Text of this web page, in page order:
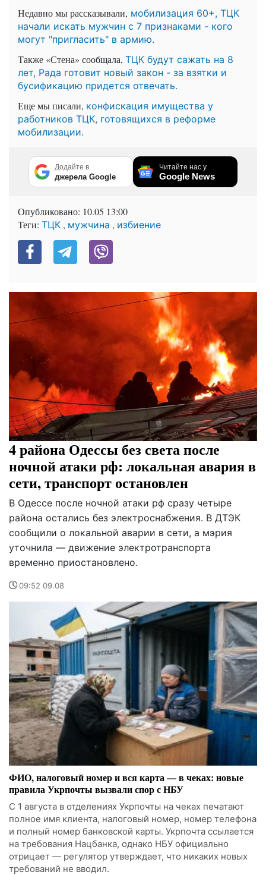
Недавно мы рассказывали, мобилизация 60+, ТЦК
начали искать мужчин с 7 признаками - кого
могут "пригласить" в армию.
Также «Стена» сообщала, ТЦК будут сажать на 8
лет, Рада готовит новый закон - за взятки и
бусификацию придется отвечать.
Еще мы писали, конфискация имущества у
работников ТЦК, готовящихся в реформе
мобилизации.
Додайте в
джерела Google
Читайте нас у
Google News
Опубликовано: 10.05 13:00
Теги: ТЦК , мужчина , избиение
4 района Одессы без света после
ночной атаки рф: локальная авария в
сети, транспорт остановлен
В Одессе после ночной атаки рф сразу четыре
района остались без электроснабжения. В ДТЭК
сообщили о локальной аварии в сети, а мэрия
уточнила — движение электротранспорта
временно приостановлено.
09:52 09.08
ФИО, налоговый номер и вся карта — в чеках: новые
правила Укрпочты вызвали спор с НБУ
С 1 августа в отделениях Укрпочты на чеках печатают
полное имя клиента, налоговый номер, номер телефона
и полный номер банковской карты. Укрпочта ссылается
на требования Нацбанка, однако НБУ официально
отрицает — регулятор утверждает, что никаких новых
требований не вводил.